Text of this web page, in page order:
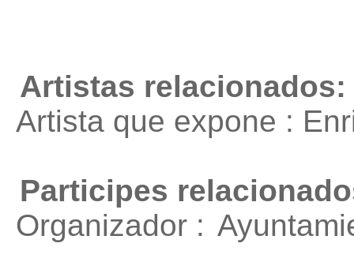
Artistas relacionados:
Artista que expone :
Participes
Organizador :